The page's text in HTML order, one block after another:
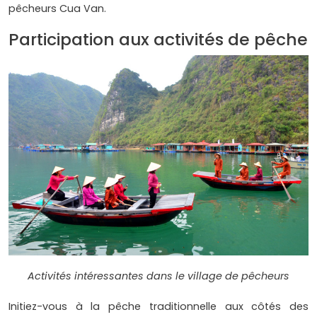
pêcheurs Cua Van.
Participation aux activités de pêche
Activités intéressantes dans le village de pêcheurs
Initiez-vous à la pêche traditionnelle aux côtés des